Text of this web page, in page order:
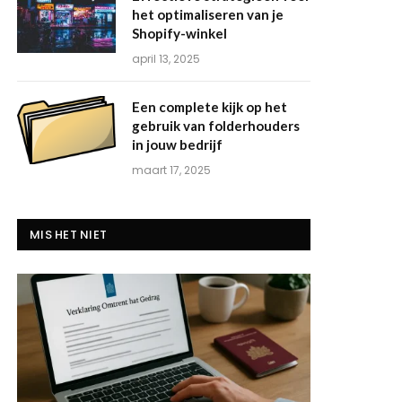
het optimaliseren van je
Shopify-winkel
april 13, 2025
Een complete kijk op het
gebruik van folderhouders
in jouw bedrijf
maart 17, 2025
MIS HET NIET